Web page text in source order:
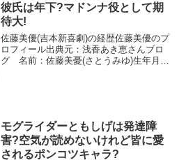
彼氏は年下?マドンナ役として期
待大!
佐藤美優(吉本新喜劇)の経歴佐藤美優のプ
ロフィール出典元：浅香あき恵さんブロ
グ 名前：佐藤美憂(さとうみゆ)生年月
モグライダーともしげは発達障
害?空気が読めないけれど皆に愛
されるポンコツキャラ?